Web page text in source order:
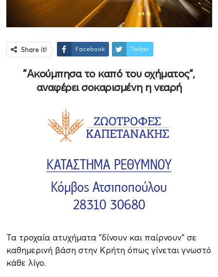
Share it! Facebook Twitter
"Ακούμπησα το καπό του οχήματος",
αναφέρει σοκαρισμένη η νεαρή
Τα τροχαία ατυχήματα "δίνουν και παίρνουν" σε
καθημερινή βάση στην Κρήτη όπως γίνεται γνωστό
κάθε λίγο.